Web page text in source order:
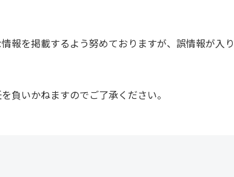
報を掲載するよう努めておりますが、誤情報が入り
負いかねますのでご了承ください。